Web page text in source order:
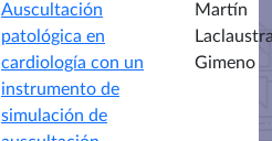
Auscultación
patológica en
cardiología con un
instrumento de
simulación de
Martín
Gimeno